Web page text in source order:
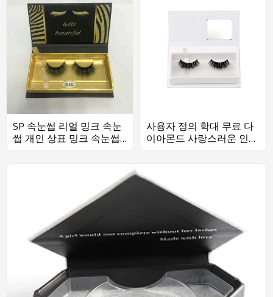
SP 속눈썹 리얼 밍크 속눈
썹 개인 상표 밍크 속눈썹
사용자 정의 학대 무료 다
이아몬드 사랑스러운 인간